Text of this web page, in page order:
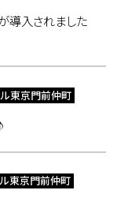
導入されました
ル東京門前仲町
東京門前仲町